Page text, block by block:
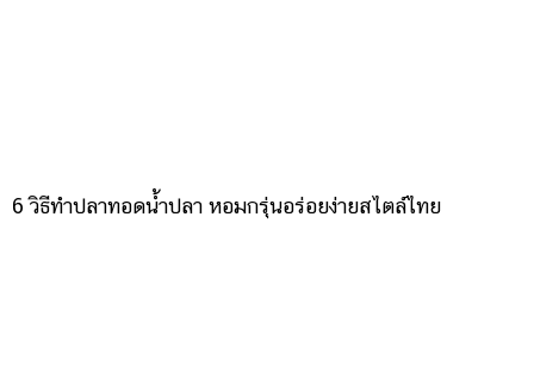
6 วิธีทำปลาทอดน้ำปลา หอมกรุ่นอร่อยง่ายสไตล์ไทย